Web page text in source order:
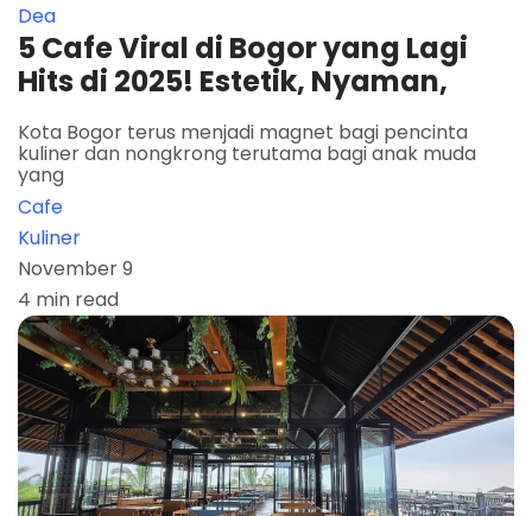
Dea
5 Cafe Viral di Bogor yang Lagi
Hits di 2025! Estetik, Nyaman,
Kota Bogor terus menjadi magnet bagi pencinta
kuliner dan nongkrong terutama bagi anak muda
yang
Cafe
Kuliner
November 9
4 min read